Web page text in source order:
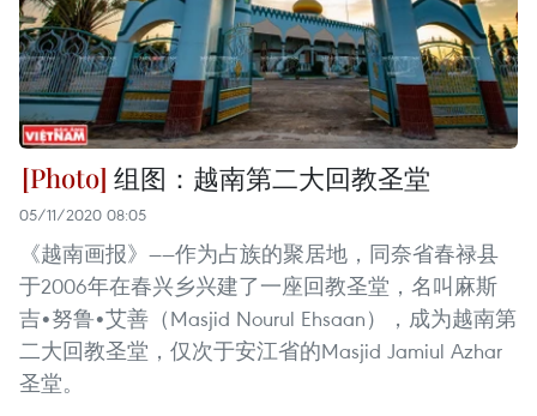
组图：越南第二大回教圣堂
05/11/2020 08:05
《越南画报》——作为占族的聚居地，同奈省春禄县
于2006年在春兴乡兴建了一座回教圣堂，名叫麻斯
吉•努鲁•艾善（Masjid Nourul Ehsaan），成为越南第
二大回教圣堂，仅次于安江省的Masjid Jamiul Azhar
圣堂。